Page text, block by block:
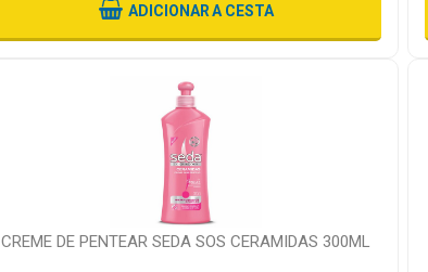
ADICIONARA CESTA
CREME DE PENTEAR SEDA SOS CERAMIDAS 300ML